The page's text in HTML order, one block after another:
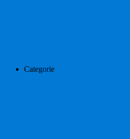
Categorie